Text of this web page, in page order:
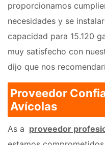
proporcionamos
necesidades y se
capacidad para 15.120
muy satisfecho con
dijo que nos
Proveedor
Avícolas
As a proveedor